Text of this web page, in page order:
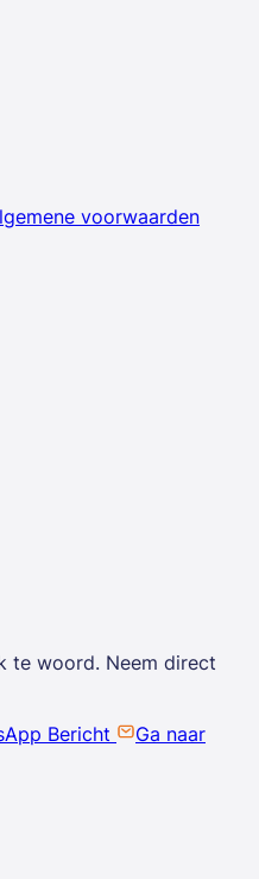
voorwaarden
te woord. Neem direct
Bericht
Ga naar